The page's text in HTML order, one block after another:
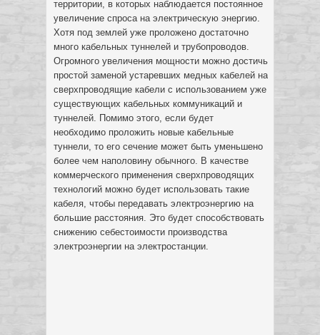
территории, в которых наблюдается постоянное
увеличение спроса на электрическую энергию.
Хотя под землей уже проложено достаточно
много кабельных туннелей и трубопроводов.
Огромного увеличения мощности можно достичь
простой заменой устаревших медных кабелей на
сверхпроводящие кабели с использованием уже
существующих кабельных коммуникаций и
туннелей. Помимо этого, если будет
необходимо проложить новые кабельные
туннели, то его сечение может быть уменьшено
более чем наполовину обычного. В качестве
коммерческого применения сверхпроводящих
технологий можно будет использовать такие
кабеля, чтобы передавать электроэнергию на
большие расстояния. Это будет способствовать
снижению себестоимости производства
электроэнергии на электростанции.